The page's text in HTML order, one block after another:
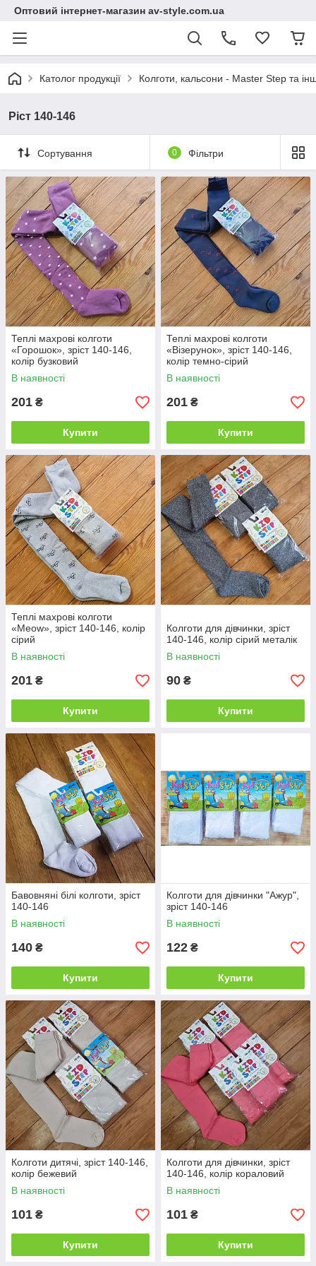
Оптовий інтернет-магазин av-style.com.ua
Католог продукції Колготи, кальсони - Master Step та
Ріст 140-146
Сортування 0 Фільтри
Теплі махрові колготи
«Горошок», зріст 140-146,
колір бузковий
В наявності
201 ₴
Купити
Теплі махрові колготи
«Візерунок», зріст 140-146,
колір темно-сірий
В наявності
201 ₴
Купити
Теплі махрові колготи
«Meow», зріст 140-146, колір
сірий
В наявності
201 ₴
Купити
Колготи для дівчинки, зріст
140-146, колір сірий металік
В наявності
90 ₴
Купити
Бавовняні білі колготи, зріст
140-146
В наявності
140 ₴
Купити
Колготи для дівчинки "Ажур",
зріст 140-146
В наявності
122 ₴
Купити
Колготи дитячі, зріст 140-146,
колір бежевий
В наявності
101 ₴
Купити
Колготи для дівчинки, зріст
140-146, колір кораловий
В наявності
101 ₴
Купити